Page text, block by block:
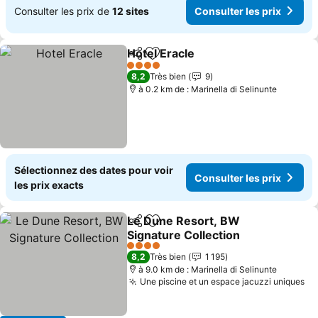
Consulter les prix de 12 sites Consulter les prix
PartagerAjouter à mes favoris
Hotel Eracle
4 Étoiles
8,2 Très bien
9
à 0.2 km de : Marinella di Selinunte
Sélectionnez des dates pour voir
les prix exacts
Consulter les prix
PartagerAjouter à mes favoris
Le Dune Resort, BW
Signature Collection
Consulter les prix
4 Étoiles
8,2 Très bien
1 195
à 9.0 km de : Marinella di Selinunte
Une piscine et un espace jacuzzi uniques